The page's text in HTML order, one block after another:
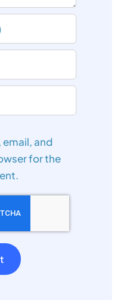
email, and
for the